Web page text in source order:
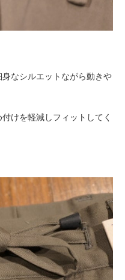
なシルエットながら動きや
けを軽減しフィットしてく